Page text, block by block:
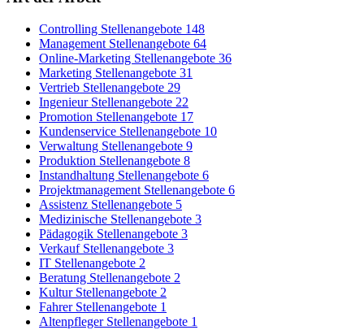
Controlling Stellenangebote 148
Management Stellenangebote 64
Online-Marketing Stellenangebote 36
Marketing Stellenangebote 31
Vertrieb Stellenangebote 29
Ingenieur Stellenangebote 22
Promotion Stellenangebote 17
Kundenservice Stellenangebote 10
Verwaltung Stellenangebote 9
Produktion Stellenangebote 8
Instandhaltung Stellenangebote 6
Projektmanagement Stellenangebote 6
Assistenz Stellenangebote 5
Medizinische Stellenangebote 3
Pädagogik Stellenangebote 3
Verkauf Stellenangebote 3
IT Stellenangebote 2
Beratung Stellenangebote 2
Kultur Stellenangebote 2
Fahrer Stellenangebote 1
Altenpfleger Stellenangebote 1